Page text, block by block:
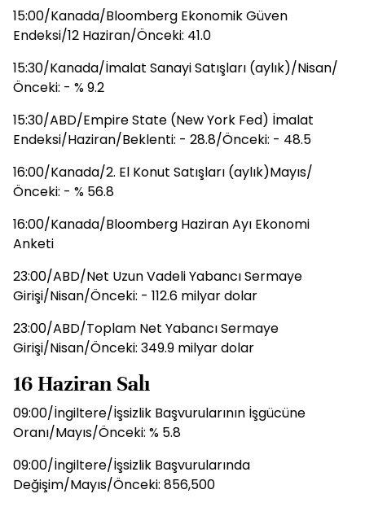
15:00/Kanada/Bloomberg Ekonomik Güven
Endeksi/12 Haziran/Önceki: 41.0
15:30/Kanada/İmalat Sanayi Satışları (aylık)/Nisan/
Önceki: - % 9.2
15:30/ABD/Empire State (New York Fed) İmalat
Endeksi/Haziran/Beklenti: - 28.8/Önceki: - 48.5
16:00/Kanada/2. El Konut Satışları (aylık)Mayıs/
Önceki: - % 56.8
16:00/Kanada/Bloomberg Haziran Ayı Ekonomi
Anketi
23:00/ABD/Net Uzun Vadeli Yabancı Sermaye
Girişi/Nisan/Önceki: - 112.6 milyar dolar
23:00/ABD/Toplam Net Yabancı Sermaye
Girişi/Nisan/Önceki: 349.9 milyar dolar
16 Haziran Salı
09:00/İngiltere/İşsizlik Başvurularının İşgücüne
Oranı/Mayıs/Önceki: % 5.8
09:00/İngiltere/İşsizlik Başvurularında
Değişim/Mayıs/Önceki: 856,500